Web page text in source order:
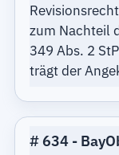
zum Nachteil
349 Abs. 2
trägt der
634